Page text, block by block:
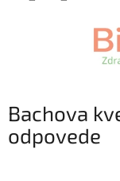
Bachova
odpovede